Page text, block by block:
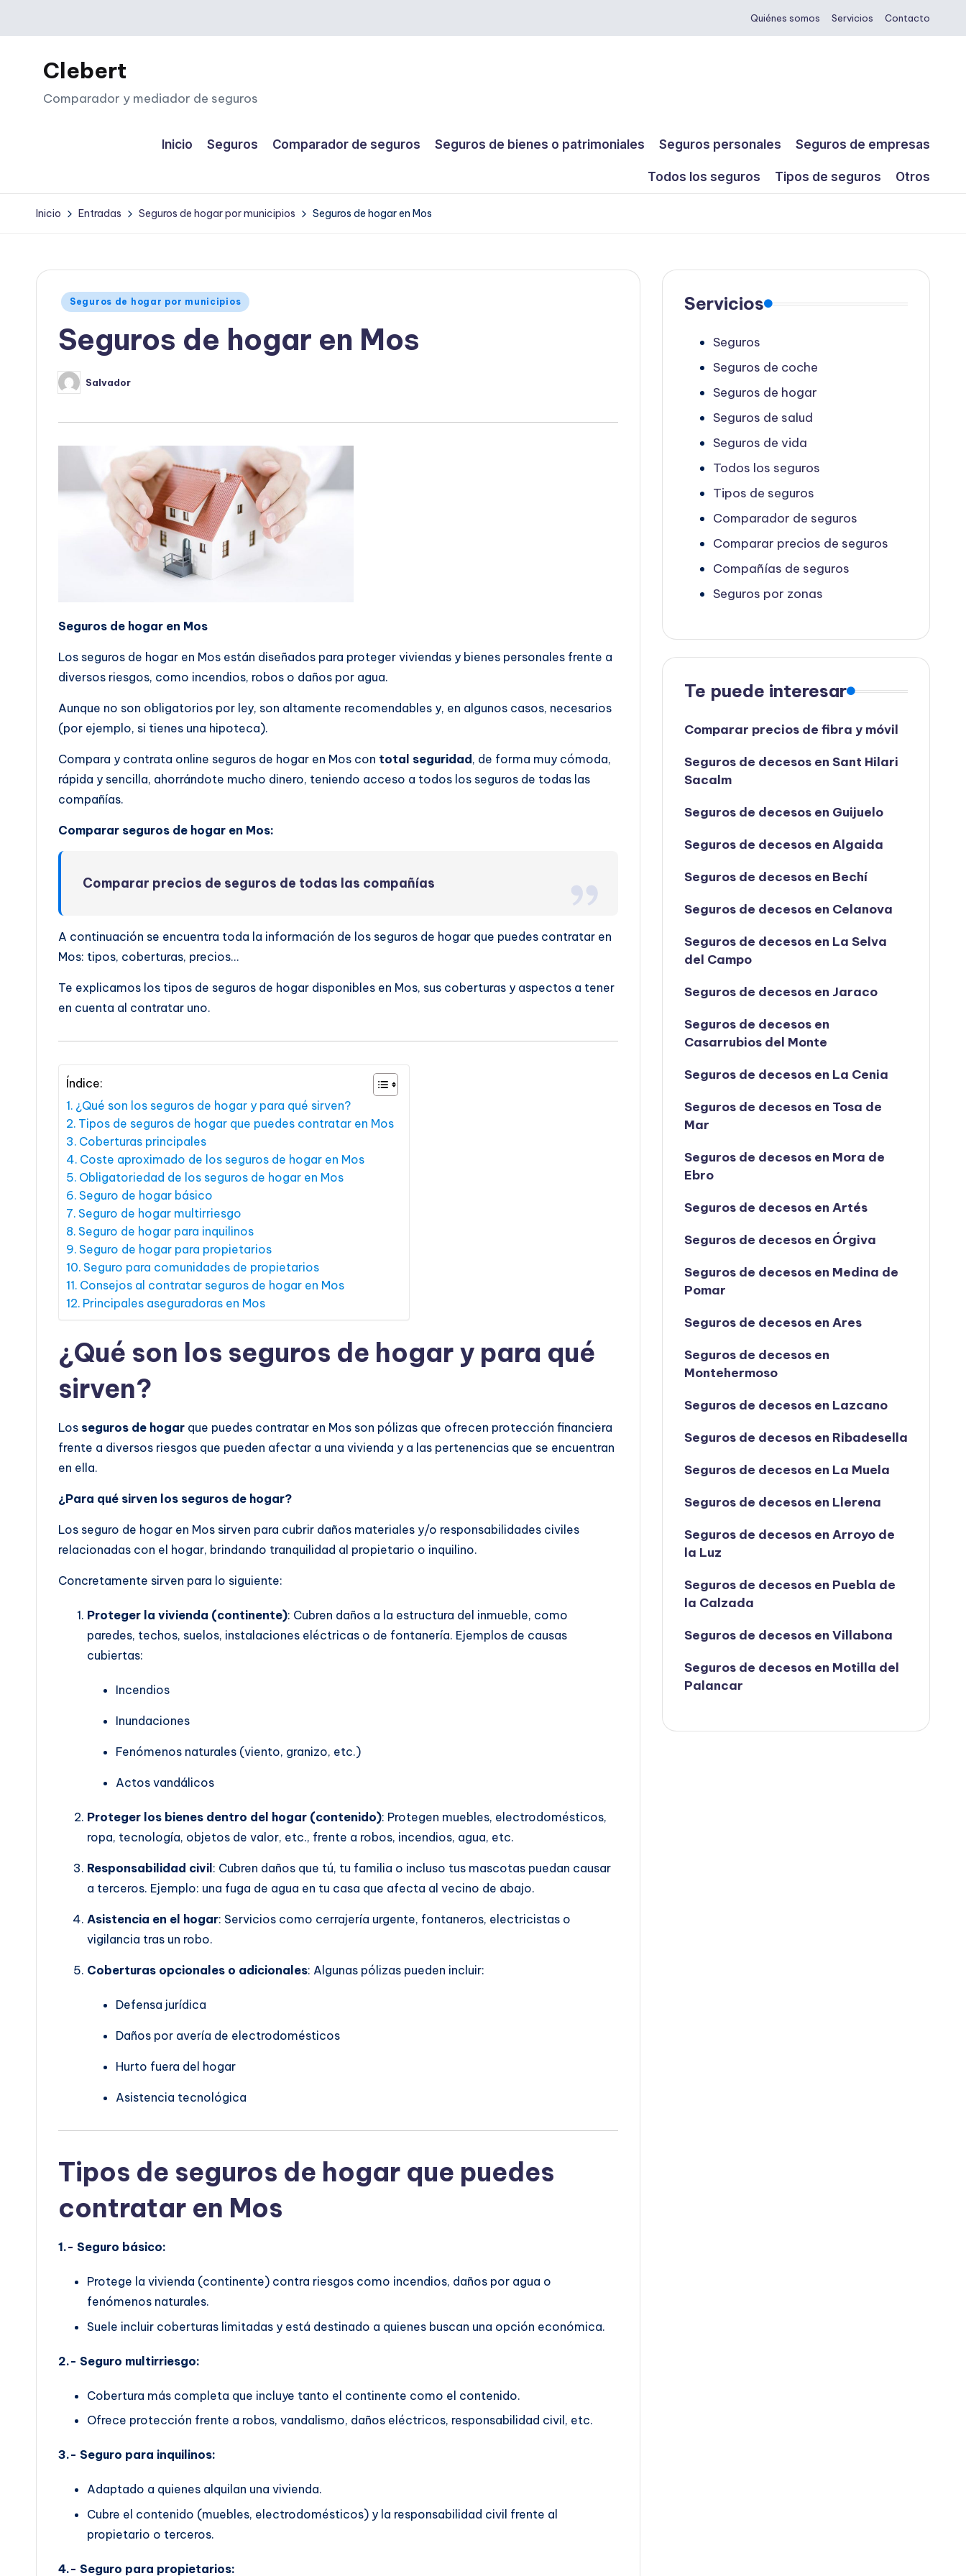
Saltar
contenido
Quiénes somos Servicios Contacto
Clebert
Comparador y mediador de seguros
Inicio Seguros Comparador de seguros Seguros de bienes o patrimoniales Seguros personales Seguros de empresas
Todos los seguros Tipos de seguros Otros
Inicio Entradas Seguros de hogar por municipios Seguros de hogar en Mos
Publicado
Seguros de hogar por municipios
Seguros de hogar en Mos
Publicado
por
Salvador
Seguros de hogar en Mos
Los seguros de hogar en Mos están diseñados para proteger viviendas y bienes personales frente a
diversos riesgos, como incendios, robos o daños por agua.
Aunque no son obligatorios por ley, son altamente recomendables y, en algunos casos, necesarios
(por ejemplo, si tienes una hipoteca).
Compara y contrata online seguros de hogar en Mos con total seguridad , de forma muy cómoda,
rápida y sencilla, ahorrándote mucho dinero, teniendo acceso a todos los seguros de todas las
compañías.
Comparar seguros de hogar en Mos:
Comparar precios de seguros de todas las compañías
A continuación se encuentra toda la información de los seguros de hogar que puedes contratar en
Mos: tipos, coberturas, precios…
Te explicamos los tipos de seguros de hogar disponibles en Mos, sus coberturas y aspectos a tener
en cuenta al contratar uno.
Índice:
¿Qué son los seguros de hogar y para qué sirven?
Tipos de seguros de hogar que puedes contratar en Mos
Coberturas principales
Coste aproximado de los seguros de hogar en Mos
Obligatoriedad de los seguros de hogar en Mos
Seguro de hogar básico
Seguro de hogar multirriesgo
Seguro de hogar para inquilinos
Seguro de hogar para propietarios
Seguro para comunidades de propietarios
Consejos al contratar seguros de hogar en Mos
Principales aseguradoras en Mos
¿Qué son los seguros de hogar y para qué
sirven?
Los seguros de hogar que puedes contratar en Mos son pólizas que ofrecen protección financiera
frente a diversos riesgos que pueden afectar a una vivienda y a las pertenencias que se encuentran
en ella.
¿Para qué sirven los seguros de hogar?
Los seguro de hogar en Mos sirven para cubrir daños materiales y/o responsabilidades civiles
relacionadas con el hogar, brindando tranquilidad al propietario o inquilino.
Concretamente sirven para lo siguiente:
Proteger la vivienda (continente): Cubren daños a la estructura del inmueble, como
paredes, techos, suelos, instalaciones eléctricas o de fontanería. Ejemplos de causas
cubiertas:
Incendios
Inundaciones
Fenómenos naturales (viento, granizo, etc.)
Actos vandálicos
Proteger los bienes dentro del hogar (contenido): Protegen muebles, electrodomésticos,
ropa, tecnología, objetos de valor, etc., frente a robos, incendios, agua, etc.
Responsabilidad civil : Cubren daños que tú, tu familia o incluso tus mascotas puedan causar
a terceros. Ejemplo: una fuga de agua en tu casa que afecta al vecino de abajo.
Asistencia en el hogar: Servicios como cerrajería urgente, fontaneros, electricistas o
vigilancia tras un robo.
Coberturas opcionales o adicionales: Algunas pólizas pueden incluir:
Defensa jurídica
Daños por avería de electrodomésticos
Hurto fuera del hogar
Asistencia tecnológica
Tipos de seguros de hogar que puedes
contratar en Mos
1.- Seguro básico:
Protege la vivienda (continente) contra riesgos como incendios, daños por agua o
fenómenos naturales.
Suele incluir coberturas limitadas y está destinado a quienes buscan una opción económica.
2.- Seguro multirriesgo:
Cobertura más completa que incluye tanto el continente como el contenido.
Ofrece protección frente a robos, vandalismo, daños eléctricos, responsabilidad civil, etc.
3.- Seguro para inquilinos:
Adaptado a quienes alquilan una vivienda.
Cubre el contenido (muebles, electrodomésticos) y la responsabilidad civil frente al
propietario o terceros.
4.- Seguro para propietarios:
Servicios
Seguros
Seguros de coche
Seguros de hogar
Seguros de salud
Seguros de vida
Todos los seguros
Tipos de seguros
Comparador de seguros
Comparar precios de seguros
Compañías de seguros
Seguros por zonas
Te puede interesar
Comparar precios de fibra y móvil
Seguros de decesos en Sant Hilari
Sacalm
Seguros de decesos en Guijuelo
Seguros de decesos en Algaida
Seguros de decesos en Bechí
Seguros de decesos en Celanova
Seguros de decesos en La Selva
del Campo
Seguros de decesos en Jaraco
Seguros de decesos en
Casarrubios del Monte
Seguros de decesos en La Cenia
Seguros de decesos en Tosa de
Mar
Seguros de decesos en Mora de
Ebro
Seguros de decesos en Artés
Seguros de decesos en Órgiva
Seguros de decesos en Medina de
Pomar
Seguros de decesos en Ares
Seguros de decesos en
Montehermoso
Seguros de decesos en Lazcano
Seguros de decesos en Ribadesella
Seguros de decesos en La Muela
Seguros de decesos en Llerena
Seguros de decesos en Arroyo de
la Luz
Seguros de decesos en Puebla de
la Calzada
Seguros de decesos en Villabona
Seguros de decesos en Motilla del
Palancar